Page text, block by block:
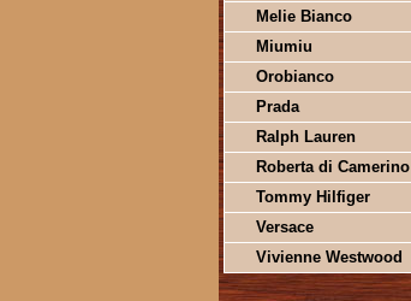
Melie Bianco
Miumiu
Orobianco
Prada
Ralph Lauren
Roberta di Camerino
Tommy Hilfiger
Versace
Vivienne Westwood